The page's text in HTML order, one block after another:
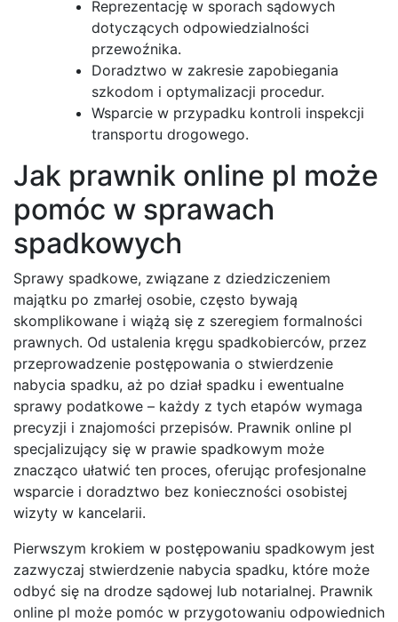
Reprezentację w sporach sądowych
dotyczących odpowiedzialności
przewoźnika.
Doradztwo w zakresie zapobiegania
szkodom i optymalizacji procedur.
Wsparcie w przypadku kontroli inspekcji
transportu drogowego.
Jak prawnik online pl może
pomóc w sprawach
spadkowych
Sprawy spadkowe, związane z dziedziczeniem
majątku po zmarłej osobie, często bywają
skomplikowane i wiążą się z szeregiem formalności
prawnych. Od ustalenia kręgu spadkobierców, przez
przeprowadzenie postępowania o stwierdzenie
nabycia spadku, aż po dział spadku i ewentualne
sprawy podatkowe – każdy z tych etapów wymaga
precyzji i znajomości przepisów. Prawnik online pl
specjalizujący się w prawie spadkowym może
znacząco ułatwić ten proces, oferując profesjonalne
wsparcie i doradztwo bez konieczności osobistej
wizyty w kancelarii.
Pierwszym krokiem w postępowaniu spadkowym jest
zazwyczaj stwierdzenie nabycia spadku, które może
odbyć się na drodze sądowej lub notarialnej. Prawnik
online pl może pomóc w przygotowaniu odpowiednich